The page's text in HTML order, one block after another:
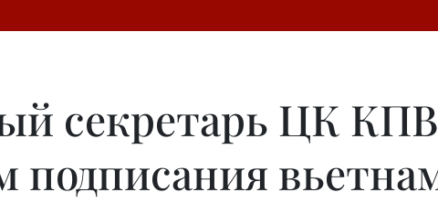
секретарь ЦК
подписания